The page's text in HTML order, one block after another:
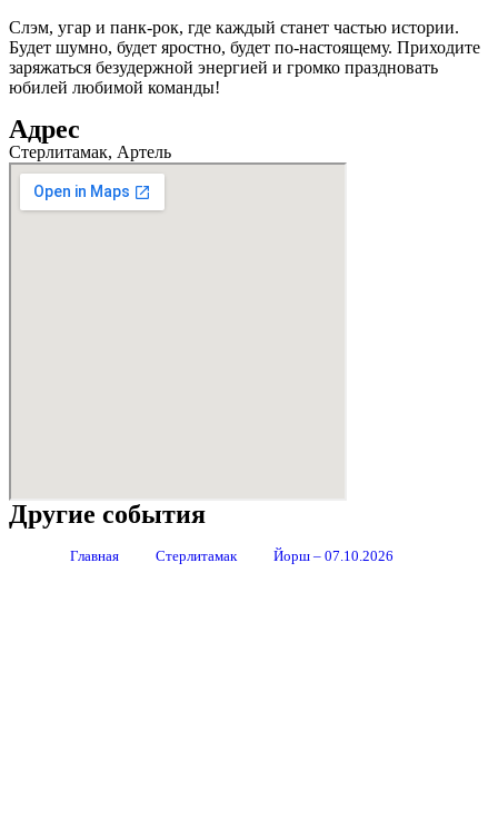
Слэм, угар и панк-рок, где каждый станет частью истории.
Будет шумно, будет яростно, будет по-настоящему. Приходите
заряжаться безудержной энергией и громко праздновать
юбилей любимой команды!
Адрес
Стерлитамак, Артель
Другие события
Главная Стерлитамак Йорш – 07.10.2026